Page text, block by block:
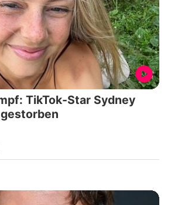
TikTok-Star Sydney